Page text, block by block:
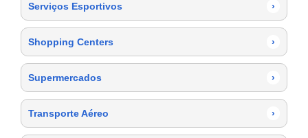
Serviços Esportivos ›
Shopping Centers ›
Supermercados ›
Transporte Aéreo ›